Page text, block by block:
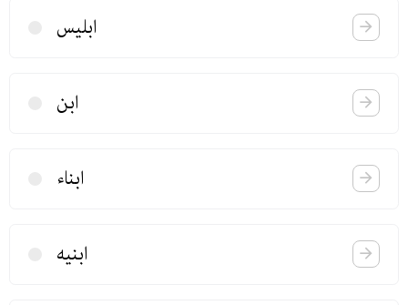
ابلیس
ابن
ابناء
ابنیه